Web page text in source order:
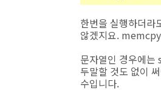
한번을 실행하더
않겠지요.
문자열인 경우에는
두말할 것도 없이
수입니다.